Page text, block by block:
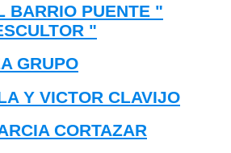
BARRIO PUENTE "
"
GRUPO
Y VICTOR CLAVIJO
CORTAZAR